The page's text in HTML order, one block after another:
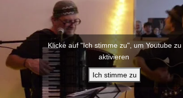
Klicke auf "Ich stimme zu", um Youtube zu
aktivieren
Ich stimme zu